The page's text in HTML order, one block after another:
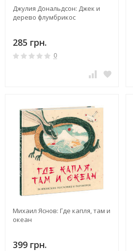
Джулия Дональдсон: Джек и
дерево флумбрикос
285 грн.
0
Михаил Яснов: Где капля, там и
океан
399 грн.